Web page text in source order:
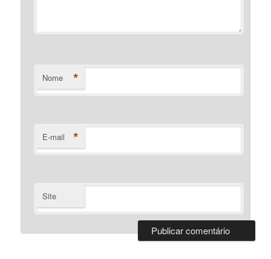
Nome *
E-mail *
Site